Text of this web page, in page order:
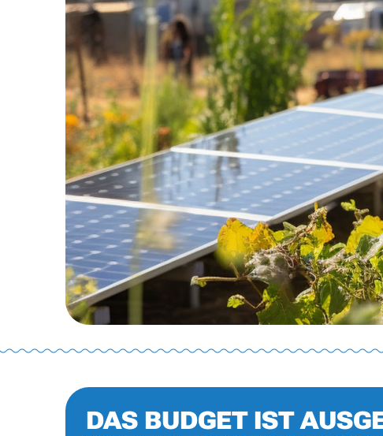
DAS BUDGET IST